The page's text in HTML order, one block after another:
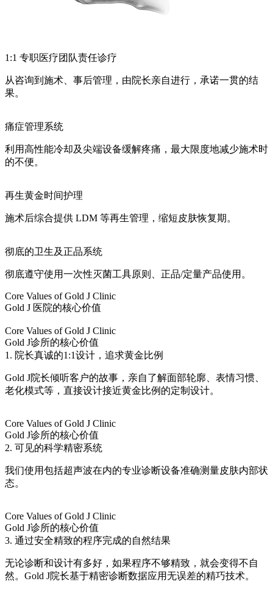
1:1 专职医疗团队责任诊疗
从咨询到施术、事后管理，由院长亲自进行，承诺一贯的结
果。
痛症管理系统
利用高性能冷却及尖端设备缓解疼痛，最大限度地减少施术时
的不便。
再生黄金时间护理
施术后综合提供 LDM 等再生管理，缩短皮肤恢复期。
彻底的卫生及正品系统
彻底遵守使用一次性灭菌工具原则、正品/定量产品使用。
Core Values of Gold J Clinic
Gold J 医院的核心价值
Core Values of Gold J Clinic
Gold J诊所的核心价值
1. 院长真诚的1:1设计，追求黄金比例
Gold J院长倾听客户的故事，亲自了解面部轮廓、表情习惯、
老化模式等，直接设计接近黄金比例的定制设计。
Core Values of Gold J Clinic
Gold J诊所的核心价值
2. 可见的科学精密系统
我们使用包括超声波在内的专业诊断设备准确测量皮肤内部状
态。
Core Values of Gold J Clinic
Gold J诊所的核心价值
3. 通过安全精致的程序完成的自然结果
无论诊断和设计有多好，如果程序不够精致，就会变得不自
然。Gold J院长基于精密诊断数据应用无误差的精巧技术。